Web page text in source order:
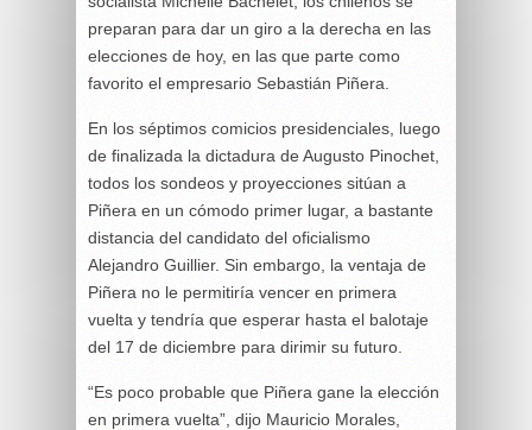
preparan para dar un giro a la derecha en las
elecciones de hoy, en las que parte como
favorito el empresario Sebastián Piñera.
En los séptimos comicios presidenciales, luego
de finalizada la dictadura de Augusto Pinochet,
todos los sondeos y proyecciones sitúan a
Piñera en un cómodo primer lugar, a bastante
distancia del candidato del oficialismo
Alejandro Guillier. Sin embargo, la ventaja de
Piñera no le permitiría vencer en primera
vuelta y tendría que esperar hasta el balotaje
del 17 de diciembre para dirimir su futuro.
“Es poco probable que Piñera gane la elección
en primera vuelta”, dijo Mauricio Morales,